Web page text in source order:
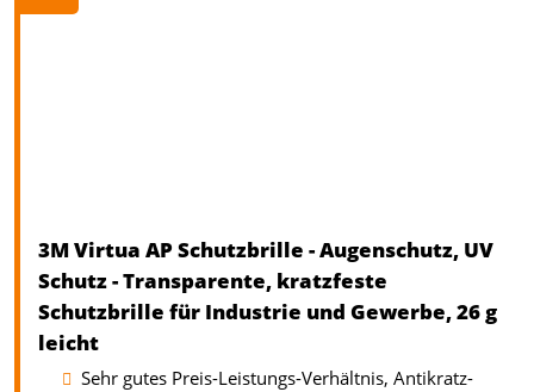
3M Virtua AP Schutzbrille - Augenschutz, UV
Schutz - Transparente, kratzfeste
Schutzbrille für Industrie und Gewerbe, 26 g
leicht
Sehr gutes Preis-Leistungs-Verhältnis, Antikratz-